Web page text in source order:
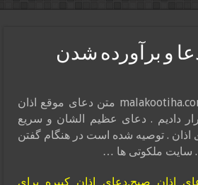
و برآورده شدن
در این پست از سایت ذکر و دعا و فال و تعبیر خواب malakootiha.com متن دعای موقع اذان
دادیم . دعای عظیم الشان و سریع
اذان . توصیه شده است در هنگام گفتن
سایت ملکوتی ها …
اذان صبح,دعای اذان کبیره برای